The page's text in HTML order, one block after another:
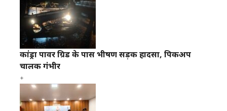
कांड्रा पावर ग्रिड के पास भीषण सड़क हादसा, पिकअप
चालक गंभीर